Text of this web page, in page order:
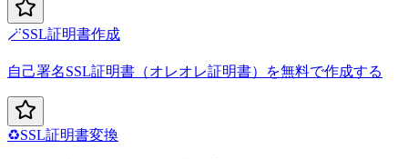
🪄SSL証明書作成
自己署名SSL証明書（オレオレ証明書）を無料で作成する
♻️SSL証明書変換